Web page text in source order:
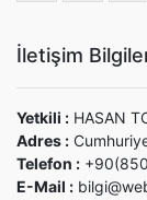
İletişim
Yetkili : HASAN
Adres :
Telefon :
E-Mail :